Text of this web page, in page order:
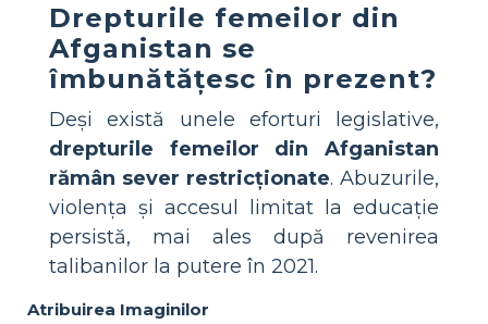
Drepturile femeilor din
Afganistan se
îmbunătățesc în prezent?
Deși există unele eforturi legislative,
drepturile femeilor din Afganistan
rămân sever restricționate. Abuzurile,
violența și accesul limitat la educație
persistă, mai ales după revenirea
talibanilor la putere în 2021.
Atribuirea Imaginilor